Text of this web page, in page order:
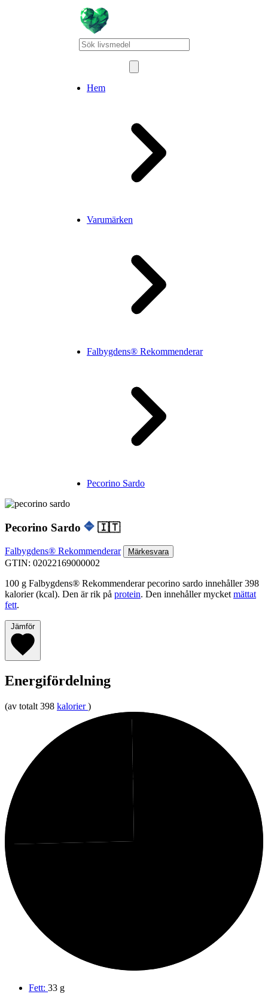
Hem
Varumärken
Falbygdens® Rekommenderar
Pecorino Sardo
Pecorino Sardo 🇮🇹
Falbygdens® Rekommenderar Märkesvara
GTIN: 02022169000002
100 g Falbygdens® Rekommenderar pecorino sardo innehåller 398
kalorier (kcal). Den är rik på protein. Den innehåller mycketmättat
fett.
Jämför
Energifördelning
(av totalt 398 kalorier )
0%
Kolhydrater
Fett: 33 g